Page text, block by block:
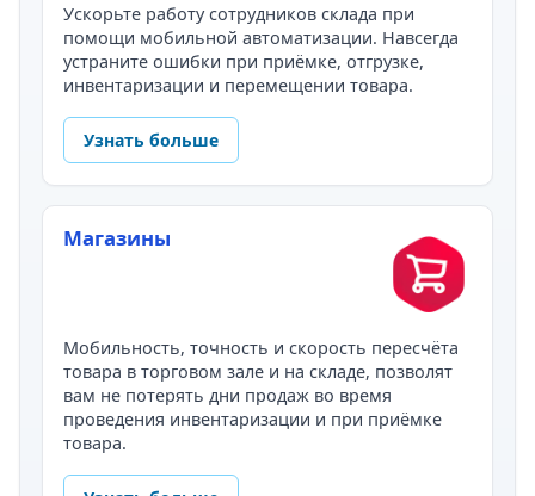
Ускорьте работу сотрудников склада при
помощи мобильной автоматизации. Навсегда
устраните ошибки при приёмке, отгрузке,
инвентаризации и перемещении товара.
Узнать больше
Магазины
Мобильность, точность и скорость пересчёта
товара в торговом зале и на складе, позволят
вам не потерять дни продаж во время
проведения инвентаризации и при приёмке
товара.